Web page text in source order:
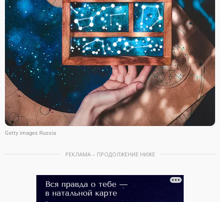
Getty images Russia
РЕКЛАМА – ПРОДОЛЖЕНИЕ НИЖЕ